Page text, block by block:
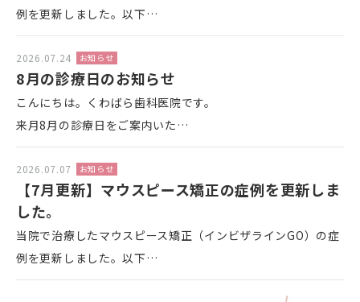
例を更新しました。以下…
2026.07.24 お知らせ
8月の診療日のお知らせ
こんにちは。くわばら歯科医院です。
来月8月の診療日をご案内いた…
2026.07.07 お知らせ
【7月更新】マウスピース矯正の症例を更新しま
した。
当院で治療したマウスピース矯正（インビザラインGO）の症
例を更新しました。以下…